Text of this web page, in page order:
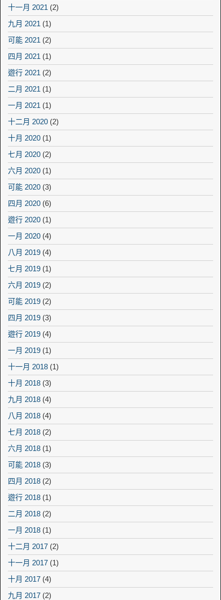
十一月 2021 (2)
九月 2021 (1)
可能 2021 (2)
四月 2021 (1)
遊行 2021 (2)
二月 2021 (1)
一月 2021 (1)
十二月 2020 (2)
十月 2020 (1)
七月 2020 (2)
六月 2020 (1)
可能 2020 (3)
四月 2020 (6)
遊行 2020 (1)
一月 2020 (4)
八月 2019 (4)
七月 2019 (1)
六月 2019 (2)
可能 2019 (2)
四月 2019 (3)
遊行 2019 (4)
一月 2019 (1)
十一月 2018 (1)
十月 2018 (3)
九月 2018 (4)
八月 2018 (4)
七月 2018 (2)
六月 2018 (1)
可能 2018 (3)
四月 2018 (2)
遊行 2018 (1)
二月 2018 (2)
一月 2018 (1)
十二月 2017 (2)
十一月 2017 (1)
十月 2017 (4)
九月 2017 (2)